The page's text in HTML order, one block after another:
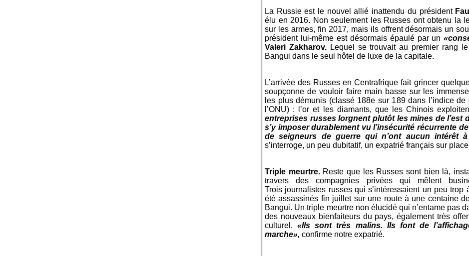
La Russie est le nouvel allié inattendu du président
élu en 2016. Non seulement les Russes ont obtenu la
sur les armes, fin 2017, mais ils offrent désormais un
président lui-même est désormais épaulé par un
Valeri Zakharov.Lequel se trouvait au premier rang
Bangui dans le seul hôtel de luxe de la capitale.
L’arrivée des Russes en Centrafrique fait grincer
soupçonne de vouloir faire main basse sur les
les plus démunis (classé 188e sur 189 dans l’indice
l’ONU) : l’or et les diamants, que les Chinois
entreprises russes lorgnent plutôt les mines de l’est
s’y imposer durablement vu l’insécurité récurrente
de seigneurs de guerre qui n’ont aucun intérêt
s’interroge, un peu dubitatif, un expatrié français sur
Triple meurtre.Reste que les Russes sont bien là,
travers des compagnies privées qui mêlent
Trois journalistes russes qui s’intéressaient un peu trop
été assassinés fin juillet sur une route à une centaine
Bangui. Un triple meurtre non élucidé qui n’entame pas
des nouveaux bienfaiteurs du pays, également très
culturel.«Ils sont très malins. Ils font de
marche», confirme notre expatrié.